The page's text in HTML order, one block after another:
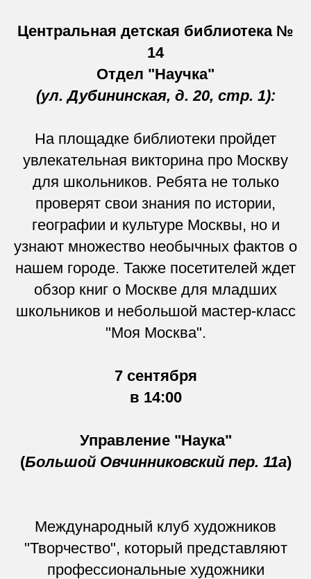
Центральная детская библиотека №
14
Отдел "Научка"
(ул. Дубининская, д. 20, стр. 1):
На площадке библиотеки пройдет
увлекательная викторина про Москву
для школьников. Ребята не только
проверят свои знания по истории,
географии и культуре Москвы, но и
узнают множество необычных фактов о
нашем городе. Также посетителей ждет
обзор книг о Москве для младших
школьников и небольшой мастер-класс
"Моя Москва".
7 сентября
в 14:00
Управление "Наука"
(Большой Овчинниковский пер. 11а)
Международный клуб художников
"Творчество", который представляют
профессиональные художники